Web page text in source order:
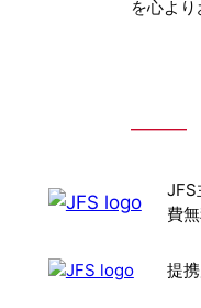
を心より
―――
JFS
費
提